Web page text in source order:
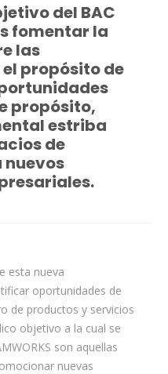
del BAC
fomentar la
las
propósito de
propósito,
estriba
de
esta nueva
oportunidades de
de productos y servicios
objetivo a la cual se
son aquellas
nuevas